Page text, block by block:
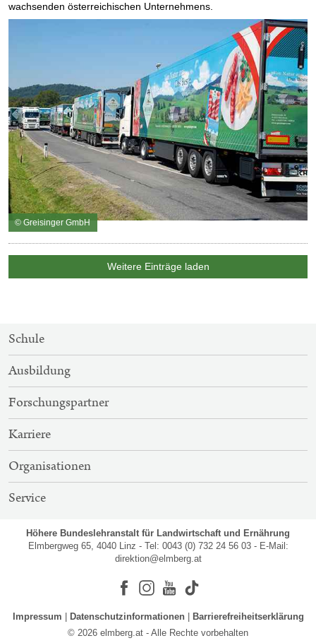
wachsenden österreichischen Unternehmens.
© Greisinger GmbH
Weitere Einträge laden
SITEMAP-
NAVIGATION
Schule
Ausbildung
Forschungspartner
Karriere
Organisationen
Service
Höhere Bundeslehranstalt für Landwirtschaft und Ernährung
Elmbergweg 65, 4040 Linz - Tel: 0043 (0) 732 24 56 03 - E-Mail:
direktion@elmberg.at
FacebookInstagramYoutube
Impressum Datenschutzinformationen
Barrierefreiheitserklärung
© 2026 elmberg.at - Alle Rechte vorbehalten